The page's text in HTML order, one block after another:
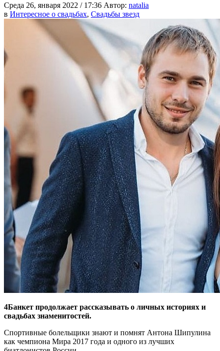
Среда 26, января 2022 / 17:36 Автор: natalia
в Интересное о свадьбах, Свадьбы звезд
4Банкет продолжает рассказывать о личных историях и
свадьбах знаменитостей.
Спортивные болельщики знают и помнят Антона Шипулина
как чемпиона Мира 2017 года и одного из лучших